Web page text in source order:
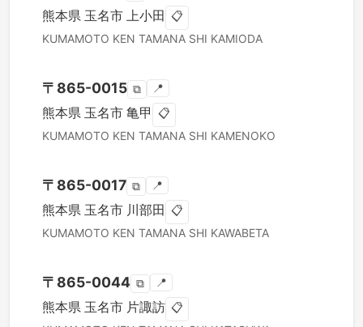
熊本県 玉名市 上小田 📋
KUMAMOTO KEN TAMANA SHI KAMIODA
〒 865-0015 ⧉ 📍
熊本県 玉名市 亀甲 📋
KUMAMOTO KEN TAMANA SHI KAMENOKO
〒 865-0017 ⧉ 📍
熊本県 玉名市 川部田 📋
KUMAMOTO KEN TAMANA SHI KAWABETA
〒 865-0044 ⧉ 📍
熊本県 玉名市 片諏訪 📋